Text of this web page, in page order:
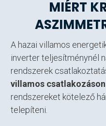
MIÉRT
A hazai villamos
inverter teljesítménynél
rendszerek
villamos
rendszereket kötelező
telepíteni.